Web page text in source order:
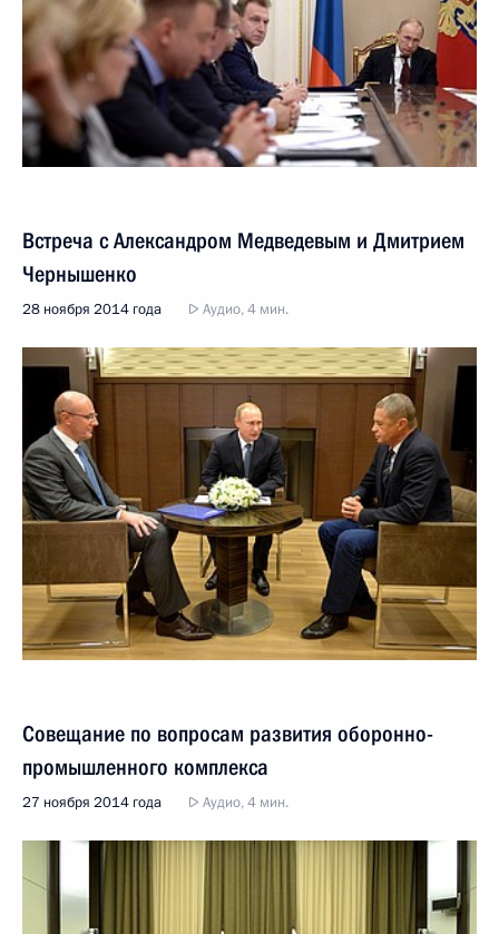
Встреча с Александром Медведевым и Дмитрием
Чернышенко
28 ноября 2014 года Аудио, 4 мин.
Совещание по вопросам развития оборонно-
промышленного комплекса
27 ноября 2014 года Аудио, 4 мин.